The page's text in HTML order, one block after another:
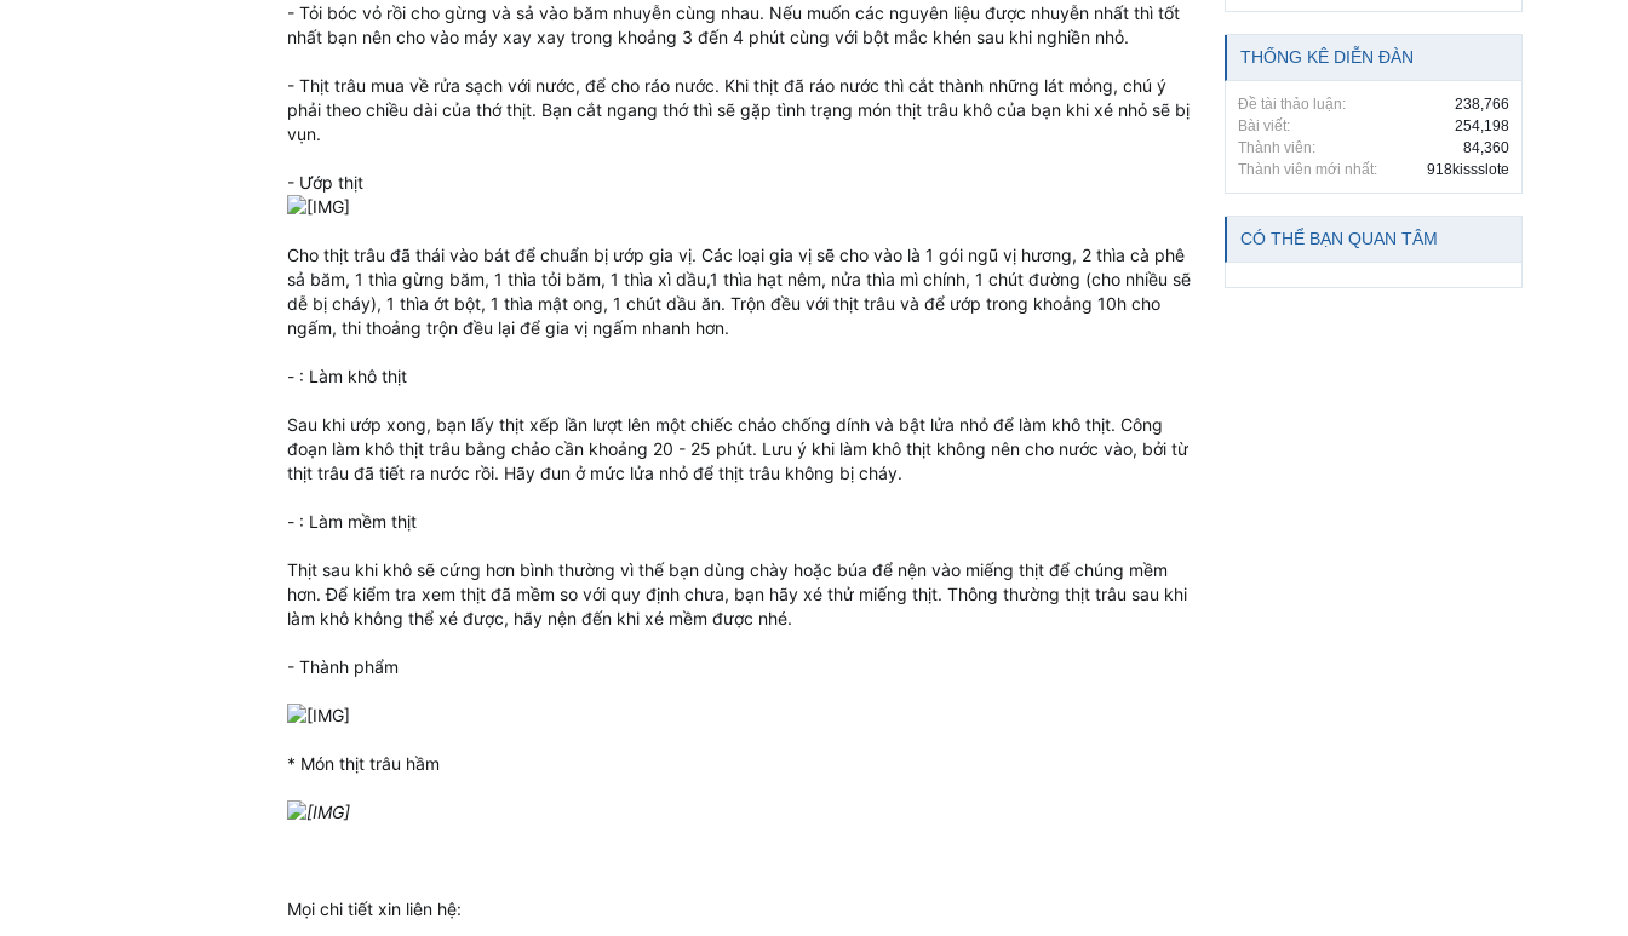
- Tỏi bóc vỏ rồi cho gừng và sả vào băm nhuyễn cùng nhau. Nếu muốn các nguyên liệu được nhuyễn nhất thì tốt
nhất bạn nên cho vào máy xay xay trong khoảng 3 đến 4 phút cùng với bột mắc khén sau khi nghiền nhỏ.
- Thịt trâu mua về rửa sạch với nước, để cho ráo nước. Khi thịt đã ráo nước thì cắt thành những lát mỏng, chú ý
phải theo chiều dài của thớ thịt. Bạn cắt ngang thớ thì sẽ gặp tình trạng món thịt trâu khô của bạn khi xé nhỏ sẽ bị
vụn.
- Ướp thịt
Cho thịt trâu đã thái vào bát để chuẩn bị ướp gia vị. Các loại gia vị sẽ cho vào là 1 gói ngũ vị hương, 2 thìa cà phê
sả băm, 1 thìa gừng băm, 1 thìa tỏi băm, 1 thìa xì dầu,1 thìa hạt nêm, nửa thìa mì chính, 1 chút đường (cho nhiều sẽ
dễ bị cháy), 1 thìa ớt bột, 1 thìa mật ong, 1 chút dầu ăn. Trộn đều với thịt trâu và để ướp trong khoảng 10h cho
ngấm, thi thoảng trộn đều lại để gia vị ngấm nhanh hơn.
- : Làm khô thịt
Sau khi ướp xong, bạn lấy thịt xếp lần lượt lên một chiếc chảo chống dính và bật lửa nhỏ để làm khô thịt. Công
đoạn làm khô thịt trâu bằng chảo cần khoảng 20 - 25 phút. Lưu ý khi làm khô thịt không nên cho nước vào, bởi từ
thịt trâu đã tiết ra nước rồi. Hãy đun ở mức lửa nhỏ để thịt trâu không bị cháy.
- : Làm mềm thịt
Thịt sau khi khô sẽ cứng hơn bình thường vì thế bạn dùng chày hoặc búa để nện vào miếng thịt để chúng mềm
hơn. Để kiểm tra xem thịt đã mềm so với quy định chưa, bạn hãy xé thử miếng thịt. Thông thường thịt trâu sau khi
làm khô không thể xé được, hãy nện đến khi xé mềm được nhé.
- Thành phẩm
* Món thịt trâu hầm
Mọi chi tiết xin liên hệ:
THỐNG KÊ DIỄN ĐÀN
Đề tài thảo luận:
238,766
Bài viết:
254,198
Thành viên:
84,360
Thành viên mới nhất:
918kissslote
CÓ THỂ BẠN QUAN TÂM